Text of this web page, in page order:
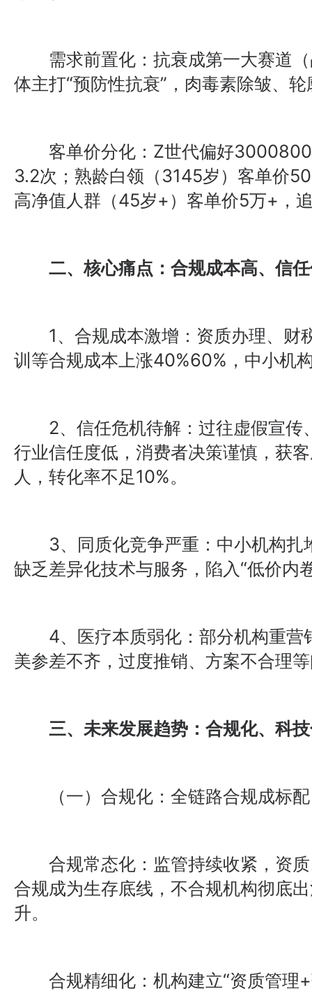
需求前置化：抗衰成第一大赛道（
体主打“预防性抗衰”，肉毒素除皱、
客单价分化：Z世代偏好
3.2次；熟龄白领（3145岁）客单价
高净值人群（45岁+）客单价5万+，
二、核心痛点：合规成本高、信任
1、合规成本激增：资质办理、财
训等合规成本上涨40%60%，中小机
2、信任危机待解：过往虚假宣传
行业信任度低，消费者决策谨慎，获
人，转化率不足10%。
3、同质化竞争严重：中小机构扎
缺乏差异化技术与服务，陷入“低价内
4、医疗本质弱化：部分机构重营
美参差不齐，过度推销、方案不合理
三、未来发展趋势：合规化、科
（一）合规化：全链路合规成标配
合规常态化：监管持续收紧，资质
合规成为生存底线，不合规机构彻底
升。
合规精细化：机构建立“资质管理